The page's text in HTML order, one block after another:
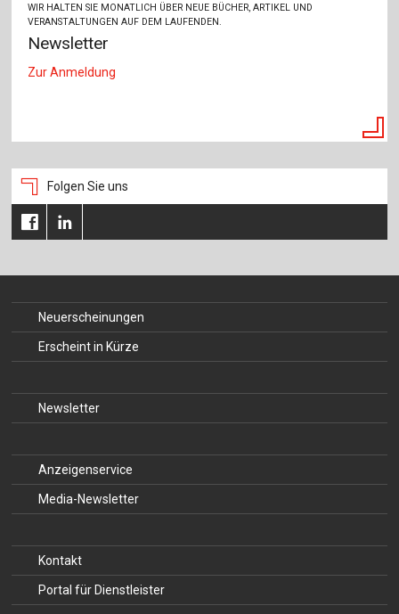
WIR HALTEN SIE MONATLICH ÜBER NEUE BÜCHER, ARTIKEL UND
VERANSTALTUNGEN AUF DEM LAUFENDEN.
Newsletter
Zur Anmeldung
Folgen Sie uns
Neuerscheinungen
Erscheint in Kürze
Newsletter
Anzeigenservice
Media-Newsletter
Kontakt
Portal für Dienstleister